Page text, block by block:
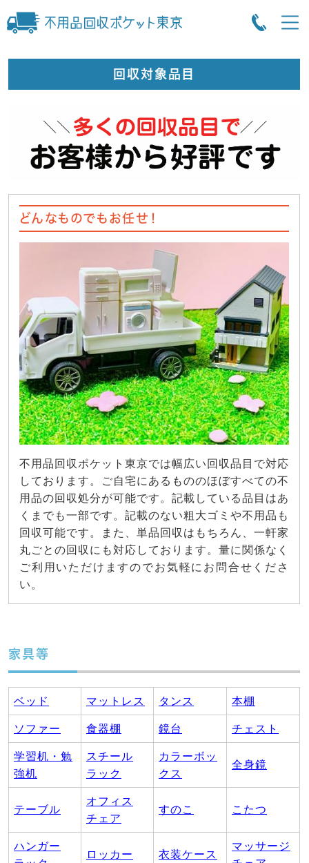
回収対象品目
どんなものでもお任せ！
不用品回収ポケット東京では幅広い回収品目で対応
しております。ご自宅にあるもののほぼすべての不
用品の回収処分が可能です。記載している品目はあ
くまでも一部です。記載のない粗大ゴミや不用品も
回収可能です。また、単品回収はもちろん、一軒家
丸ごとの回収にも対応しております。量に関係なく
ご利用いただけますのでお気軽にお問合せくださ
い。
家具等
ベッド マットレス タンス 本棚
ソファー 食器棚 鏡台 チェスト
学習机・勉
強机
スチール
ラック
カラーボッ
クス
全身鏡
テーブル
オフィス
チェア
すのこ こたつ
ハンガー
ロッカー 衣装ケース
マッサージ